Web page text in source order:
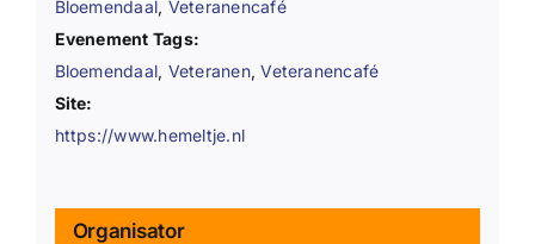
Bloemendaal, Veteranencafé
Evenement Tags:
Bloemendaal, Veteranen,Veteranencafé
Site:
https://www.hemeltje.nl
Organisator